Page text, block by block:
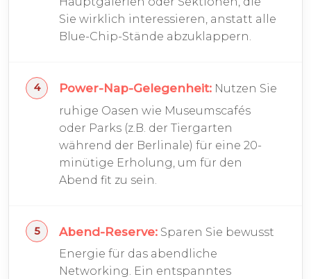
Sie wirklich interessieren, anstatt alle
Blue-Chip-Stände abzuklappern.
Power-Nap-Gelegenheit: Nutzen Sie
ruhige Oasen wie Museumscafés
oder Parks (z.B. der Tiergarten
während der Berlinale) für eine 20-
minütige Erholung, um für den
Abend fit zu sein.
Abend-Reserve: Sparen Sie bewusst
Energie für das abendliche
Networking. Ein entspanntes